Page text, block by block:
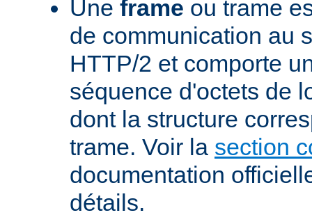
Une frame ou trame
de communication au
HTTP/2 et comporte
séquence d'octets de
dont la structure
trame. Voir la section
documentation
détails.